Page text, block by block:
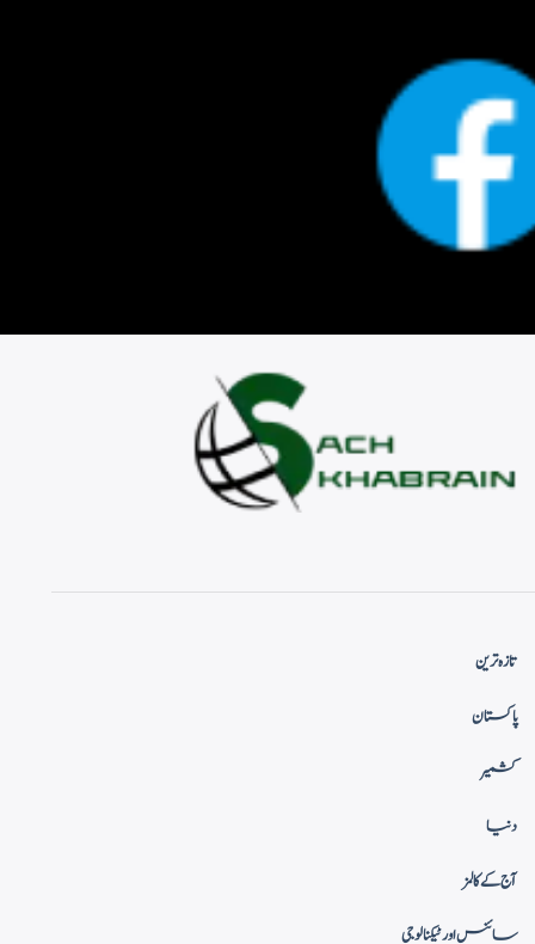
تازہ ترین
پاکستان
کشمیر
دنیا
آج کے کالمز
سائنس اور ٹیکنالوجی